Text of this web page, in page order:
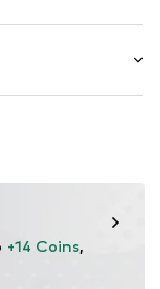
5%
+14 Coins,